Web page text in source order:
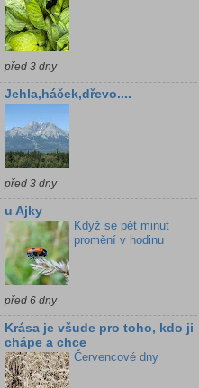
před 3 dny
Jehla,háček,dřevo....
před 3 dny
u Ajky
Když se pět minut
promění v hodinu
před 6 dny
Krása je všude pro toho, kdo ji
chápe a chce
Červencové dny